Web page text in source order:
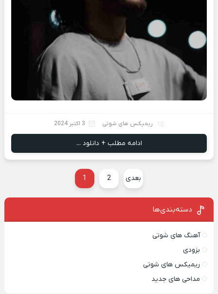
ریمیکس های شوتی 3 اکتبر 2024
ادامه مطلب + دانلود ...
1 2 بعدی
دسته‌بندی‌ها
آهنگ های شوتی
بزودی
ریمیکس های شوتی
مداحی های جدید